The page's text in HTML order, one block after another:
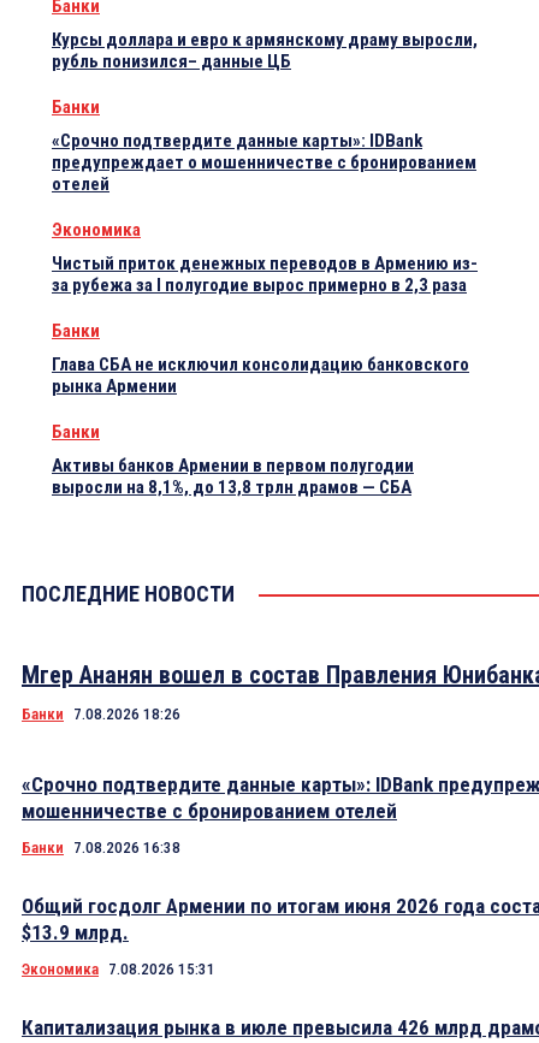
Банки
Курсы доллара и евро к армянскому драму выросли,
рубль понизился– данные ЦБ
Банки
«Срочно подтвердите данные карты»: IDBank
предупреждает о мошенничестве с бронированием
отелей
Экономика
Чистый приток денежных переводов в Армению из-
за рубежа за I полугодие вырос примерно в 2,3 раза
Банки
Глава СБА не исключил консолидацию банковского
рынка Армении
Банки
Активы банков Армении в первом полугодии
выросли на 8,1%, до 13,8 трлн драмов — СБА
ПОСЛЕДНИЕ НОВОСТИ
Мгер Ананян вошел в состав Правления
Банки 7.08.2026 18:26
«Срочно подтвердите данные карты»: IDBank
мошенничестве с бронированием отелей
Банки 7.08.2026 16:38
Общий госдолг Армении по итогам июня 2026 года
$13.9 млрд.
Экономика 7.08.2026 15:31
Капитализация рынка в июле превысила 426 млрд